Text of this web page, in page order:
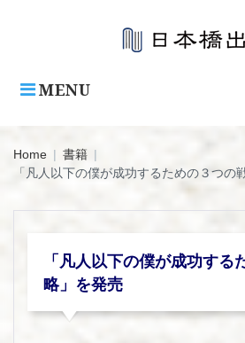
MENU
Home | 書籍 |
「凡人以下の僕が成功するための３つの
「凡人以下の僕が成功する
略」を発売